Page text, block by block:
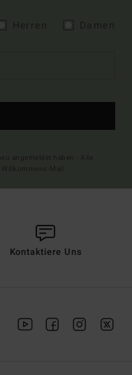
Kontaktiere Uns